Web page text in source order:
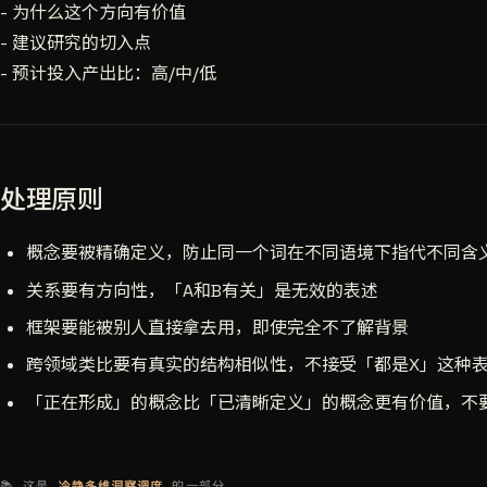
- 为什么这个方向有价值
- 建议研究的切入点
- 预计投入产出比：高/中/低
处理原则
概念要被精确定义，防止同一个词在不同语境下指代不同含
关系要有方向性，「A和B有关」是无效的表述
框架要能被别人直接拿去用，即使完全不了解背景
跨领域类比要有真实的结构相似性，不接受「都是X」这种
「正在形成」的概念比「已清晰定义」的概念更有价值，不